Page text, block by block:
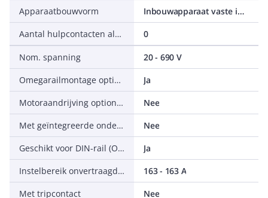
Apparaatbouwvorm
Inbouwapparaat vaste inbouw techniek
Aantal hulpcontacten als verbreekcontact
0
Nom. spanning
20 - 690 V
Omegarailmontage optioneel
Ja
Motoraandrijving optioneel
Nee
Met geïntegreerde onderspanningsspoel
Nee
Geschikt voor DIN-rail (Omega-rail) montage
Ja
Instelbereik onvertraagde kortsluitbeveiliging
163 - 163 A
Met tripcontact
Nee